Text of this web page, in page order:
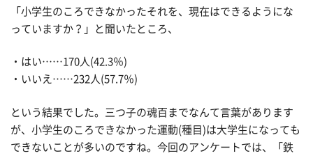
「小学生のころできなかったそれを、現在はできるようにな
っていますか？」と聞いたところ、
・はい……170人(42.3％)
・いいえ……232人(57.7％)
という結果でした。三つ子の魂百までなんて言葉があります
が、小学生のころできなかった運動(種目)は大学生になっても
できないことが多いのですね。今回のアンケートでは、「鉄